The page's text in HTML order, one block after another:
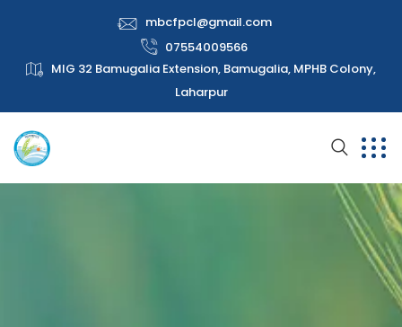
mbcfpcl@gmail.com
07554009566
MIG 32 Bamugalia Extension, Bamugalia, MPHB Colony,
Laharpur